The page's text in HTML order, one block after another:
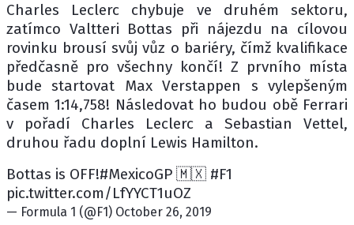
Charles Leclerc chybuje ve druhém sektoru,
zatímco Valtteri Bottas při nájezdu na cílovou
rovinku brousí svůj vůz o bariéry, čímž kvalifikace
předčasně pro všechny končí! Z prvního místa
bude startovat Max Verstappen s vylepšeným
časem 1:14,758! Následovat ho budou obě Ferrari
v pořadí Charles Leclerc a Sebastian Vettel,
druhou řadu doplní Lewis Hamilton.
Bottas is OFF!#MexicoGP 🇲🇽 #F1
pic.twitter.com/LfYYCT1uOZ
— Formula 1 (@F1) October 26, 2019